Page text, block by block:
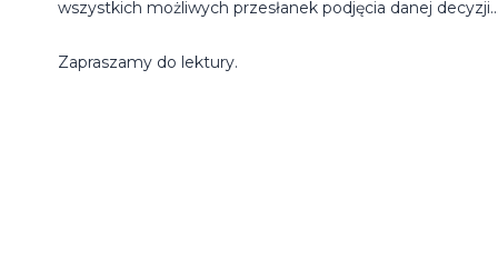
wszystkich możliwych przesłanek podjęcia danej
Zapraszamy do lektury.